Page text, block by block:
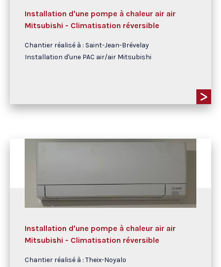
Installation d'une pompe à chaleur air air
Mitsubishi - Climatisation réversible
Chantier réalisé à : Saint-Jean-Brévelay
Installation d'une PAC air/air Mitsubishi
Installation d'une pompe à chaleur air air
Mitsubishi - Climatisation réversible
Chantier réalisé à : Theix-Noyalo